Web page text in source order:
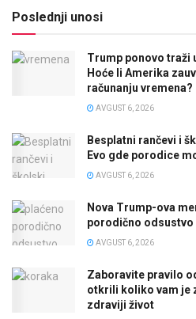
Poslednji unosi
Trump ponovo traži
Hoće li Amerika
računanju vremena?
AVGUST 6, 2026
Besplatni rančevi i
Evo gde porodice
AVGUST 6, 2026
Nova Trump-ova
porodično
AVGUST 6, 2026
Zaboravite pravilo
otkrili koliko vam je
zdraviji život